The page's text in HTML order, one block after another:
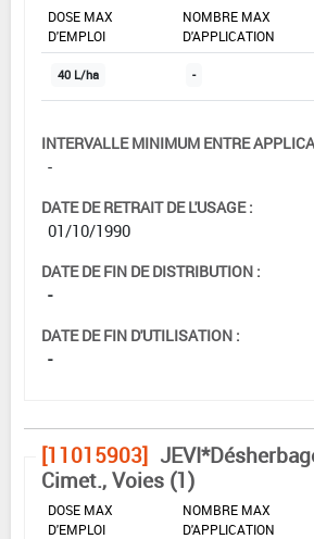
DOSE MAX
D'EMPLOI
NOMBRE MAX
D'APPLICATION
40 L/ha -
INTERVALLE MINIMUM ENTRE
-
DATE DE RETRAIT DE L'USAGE :
01/10/1990
DATE DE FIN DE DISTRIBUTION :
-
DATE DE FIN D'UTILISATION :
-
[11015903]
Cimet., Voies (1)
DOSE MAX
D'EMPLOI
NOMBRE MAX
D'APPLICATION